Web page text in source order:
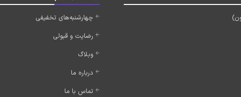
چهارشنبه‌های تخفیفی
رضایت و قبولی
وبلاگ
درباره ما
تماس با ما